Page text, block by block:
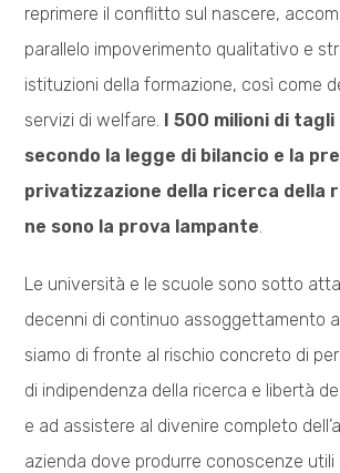
reprimere il conflitto sul nascere,
parallelo impoverimento qualitativo e
istituzioni della formazione, così come
servizi di welfare. I 500 milioni di tagli
secondo la legge di bilancio e la
privatizzazione della ricerca della
ne sono la prova lampante.
Le università e le scuole sono sotto
decenni di continuo assoggettamento
siamo di fronte al rischio concreto di
di indipendenza della ricerca e libertà
e ad assistere al divenire completo
azienda dove produrre conoscenze utili